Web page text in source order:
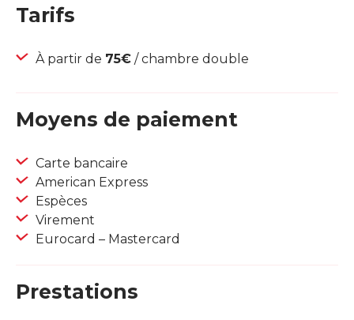
Tarifs
À partir de 75€ / chambre double
Moyens de paiement
Carte bancaire
American Express
Espèces
Virement
Eurocard – Mastercard
Prestations